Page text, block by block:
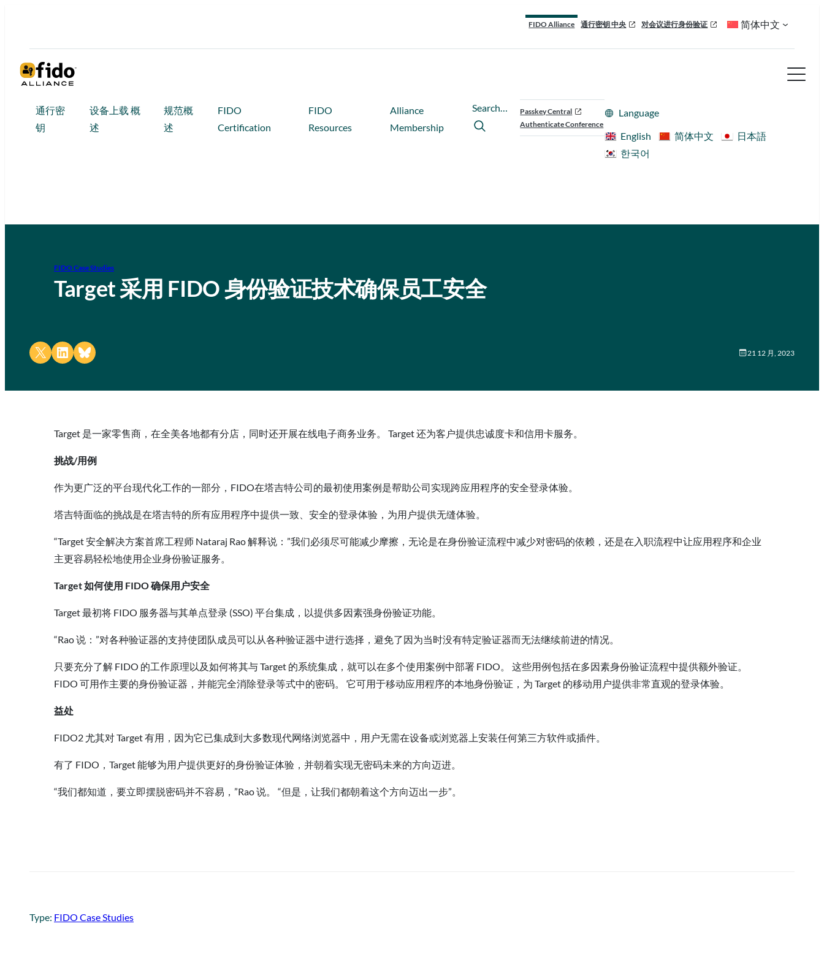
FIDO Alliance 通行密钥 中央 对会议进行身份验证 简体中文
通行密
钥
设备上载 概
述
规范概
述
FIDO
Certification
FIDO
Resources
Alliance
Membership
Search…
Passkey Central
Authenticate Conference
Language
English
简体中文
日本語
한국어
FIDO Case Studies
Target 采用 FIDO 身份验证技术确保员工安全
Share on X Share on LinkedIn
Share on Bluesky 21 12 月, 2023
Target 是一家零售商，在全美各地都有分店，同时还开展在线电子商务业务。 Target 还为客户提供忠诚度卡和信用卡服务。
挑战/用例
作为更广泛的平台现代化工作的一部分，FIDO在塔吉特公司的最初使用案例是帮助公司实现跨应用程序的安全登录体验。
塔吉特面临的挑战是在塔吉特的所有应用程序中提供一致、安全的登录体验，为用户提供无缝体验。
“Target 安全解决方案首席工程师 Nataraj Rao 解释说：”我们必须尽可能减少摩擦，无论是在身份验证流程中减少对密码的依赖，还是在入职流程中让应用程序和企业
主更容易轻松地使用企业身份验证服务。
Target 如何使用 FIDO 确保用户安全
Target 最初将 FIDO 服务器与其单点登录 (SSO) 平台集成，以提供多因素强身份验证功能。
“Rao 说：”对各种验证器的支持使团队成员可以从各种验证器中进行选择，避免了因为当时没有特定验证器而无法继续前进的情况。
只要充分了解 FIDO 的工作原理以及如何将其与 Target 的系统集成，就可以在多个使用案例中部署 FIDO。 这些用例包括在多因素身份验证流程中提供额外验证。
FIDO 可用作主要的身份验证器，并能完全消除登录等式中的密码。 它可用于移动应用程序的本地身份验证，为 Target 的移动用户提供非常直观的登录体验。
益处
FIDO2 尤其对 Target 有用，因为它已集成到大多数现代网络浏览器中，用户无需在设备或浏览器上安装任何第三方软件或插件。
有了 FIDO，Target 能够为用户提供更好的身份验证体验，并朝着实现无密码未来的方向迈进。
“我们都知道，要立即摆脱密码并不容易，”Rao 说。 “但是，让我们都朝着这个方向迈出一步”。
Type: FIDO Case Studies